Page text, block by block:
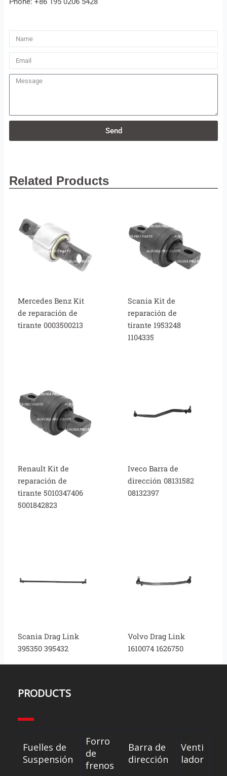
Name
Email
Message
Send
Related Products
Mercedes Benz Kit
de reparación de
tirante 0003500213
Scania Kit de
reparación de
tirante 1953248
1104335
Renault Kit de
reparación de
tirante 5010347406
5001842823
Iveco Barra de
dirección 08131582
08132397
Scania Drag Link
395350 395432
Volvo Drag Link
1610074 1626750
PRODUCTS
Fuelles de
Suspensión
Forro
de
frenos
Barra de
dirección
Venti
lador